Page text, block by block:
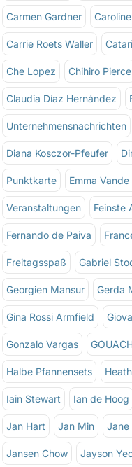
Carmen Gardner
Carrie Roets Waller
Che Lopez Chihiro Pierce
Claudia Díaz Hernández
Unternehmensnachrichten
Diana Kosczor-Pfeufer
Punktkarte Emma Vande
Veranstaltungen Feinste
Fernando de Paiva
Freitagsspaß Gabriel
Georgien Mansur Gerda
Gina Rossi Armfield
Gonzalo Vargas
Halbe Pfannensets
Iain Stewart Ian de Hoog
Jan Hart Jan Min Jane
Jansen Chow Jayson